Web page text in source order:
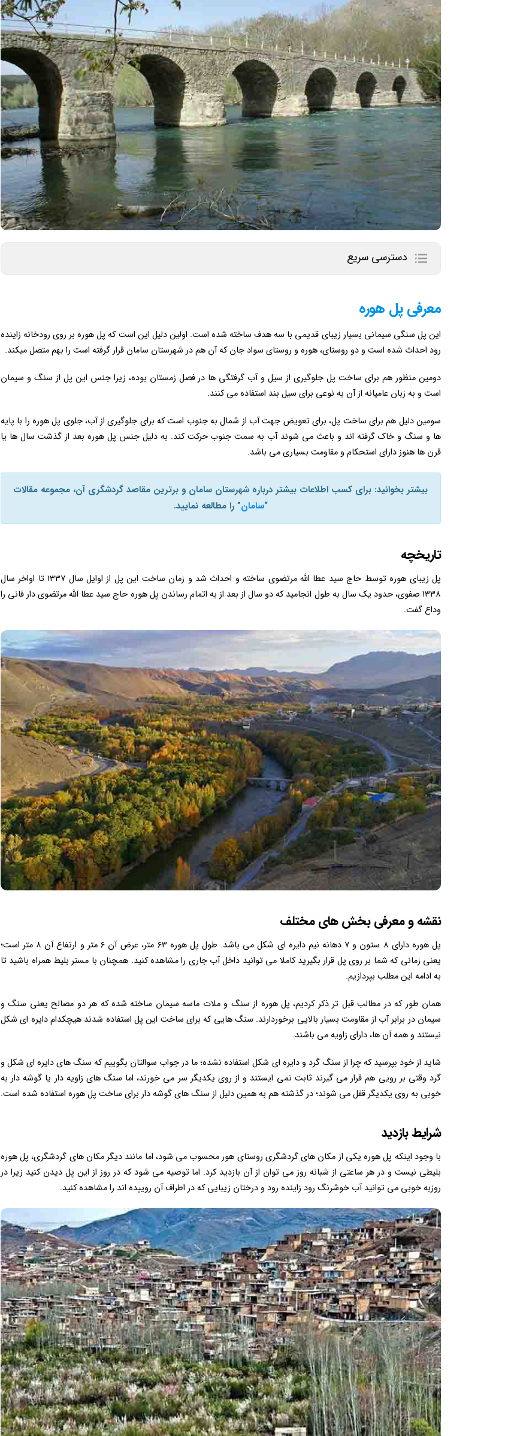
دسترسی سریع
معرفی پل هوره
این پل سنگی سیمانی بسیار زیبای قدیمی با سه هدف ساخته شده است. اولین دلیل این است که پل هوره بر روی رودخانه زاینده
رود احداث شده است و دو روستای، هوره و روستای سواد جان که آن هم در شهرستان سامان قرار گرفته است را بهم متصل میکند.
دومین منظور هم برای ساخت پل جلوگیری از سیل و آب گرفتگی ها در فصل زمستان بوده، زیرا جنس این پل از سنگ و سیمان
است و به زبان عامیانه از آن به نوعی برای سیل بند استفاده می کنند.
سومین دلیل هم برای ساخت پل، برای تعویض جهت آب از شمال به جنوب است که برای جلوگیری از آب، جلوی پل هوره را با پایه
ها و سنگ و خاک گرفته اند و باعث می شوند آب به سمت جنوب حرکت کند. به دلیل جنس پل هوره بعد از گذشت سال ها یا
قرن ها هنوز دارای استحکام و مقاومت بسیاری می باشد.
بیشتر بخوانید: برای کسب اطلاعات بیشتر درباره شهرستان سامان و برترین مقاصد گردشگری آن، مجموعه مقالات
“سامان” را مطالعه نمایید.
تاریخچه
پل زیبای هوره توسط حاج سید عطا الله مرتضوی ساخته و احداث شد و زمان ساخت این پل از اوایل سال ۱۳۳۷ تا اواخر سال
۱۳۳۸ صفوی، حدود یک سال به طول انجامید که دو سال از بعد از به اتمام رساندن پل هوره حاج سید عطا الله مرتضوی دار فانی را
وداع گفت.
نقشه و معرفی بخش های مختلف
پل هوره دارای ۸ ستون و ۷ دهانه نیم دایره ای شکل می باشد. طول پل هوره ۶۳ متر، عرض آن ۶ متر و ارتفاع آن ۸ متر است؛
یعنی زمانی که شما بر روی پل قرار بگیرید کاملا می توانید داخل آب جاری را مشاهده کنید. همچنان با مستر بلیط همراه باشید تا
به ادامه این مطلب بپردازیم.
همان طور که در مطالب قبل تر ذکر کردیم، پل هوره از سنگ و ملات ماسه سیمان ساخته شده که هر دو مصالح یعنی سنگ و
سیمان در برابر آب از مقاومت بسیار بالایی برخوردارند. سنگ هایی که برای ساخت این پل استفاده شدند هیچکدام دایره ای شکل
نیستند و همه آن ها، دارای زاویه می باشند.
شاید از خود بپرسید که چرا از سنگ گرد و دایره ای شکل استفاده نشده؛ ما در جواب سوالتان بگوییم که سنگ های دایره ای شکل و
گرد وقتی بر رویی هم قرار می گیرند ثابت نمی ایستند و از روی یکدیگر سر می خورند، اما سنگ های زاویه دار یا گوشه دار به
خوبی به روی یکدیگر قفل می شوند؛ در گذشته هم به همین دلیل از سنگ های گوشه دار برای ساخت پل هوره استفاده شده است.
شرایط بازدید
با وجود اینکه پل هوره یکی از مکان های گردشگری روستای هور محسوب می شود، اما مانند دیگر مکان های گردشگری، پل هوره
بلیطی نیست و در هر ساعتی از شبانه روز می توان از آن بازدید کرد. اما توصیه می شود که در روز از این پل دیدن کنید زیرا در
روزبه خوبی می توانید آب خوشرنگ رود زاینده رود و درختان زیبایی که در اطراف آن روییده اند را مشاهده کنید.